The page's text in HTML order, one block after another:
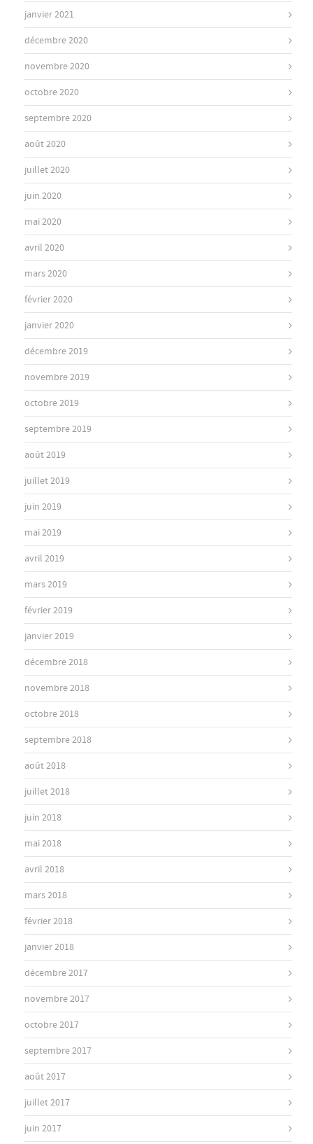
janvier 2021
décembre 2020
novembre 2020
octobre 2020
septembre 2020
août 2020
juillet 2020
juin 2020
mai 2020
avril 2020
mars 2020
février 2020
janvier 2020
décembre 2019
novembre 2019
octobre 2019
septembre 2019
août 2019
juillet 2019
juin 2019
mai 2019
avril 2019
mars 2019
février 2019
janvier 2019
décembre 2018
novembre 2018
octobre 2018
septembre 2018
août 2018
juillet 2018
juin 2018
mai 2018
avril 2018
mars 2018
février 2018
janvier 2018
décembre 2017
novembre 2017
octobre 2017
septembre 2017
août 2017
juillet 2017
juin 2017